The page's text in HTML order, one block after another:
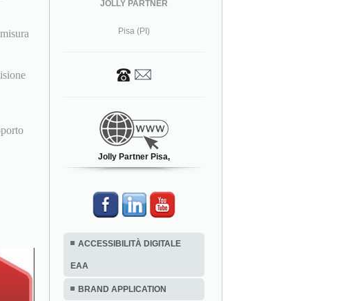
JOLLY PARTNER
Pisa (PI)
Jolly Partner Pisa,
ACCESSIBILITÀ DIGITALE
EAA
BRAND APPLICATION